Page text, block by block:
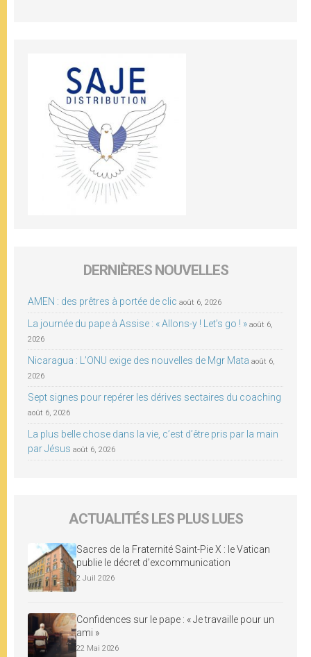
DERNIÈRES NOUVELLES
AMEN : des prêtres à portée de clic août 6, 2026
La journée du pape à Assise : « Allons-y ! Let’s go ! » août 6,
2026
Nicaragua : L’ONU exige des nouvelles de Mgr Mata août 6,
2026
Sept signes pour repérer les dérives sectaires du coaching
août 6, 2026
La plus belle chose dans la vie, c’est d’être pris par la main
par Jésus août 6, 2026
ACTUALITÉS LES PLUS LUES
Sacres de la Fraternité Saint-Pie X : le Vatican
publie le décret d’excommunication
2 Juil 2026
Confidences sur le pape : « Je travaille pour un
ami »
22 Mai 2026